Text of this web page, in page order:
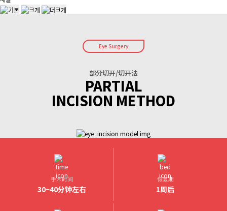
Eye Surgery
部分切开/切开法
PARTIAL
INCISION METHOD
手术时间
30~40分钟左右
恢复期
1周后